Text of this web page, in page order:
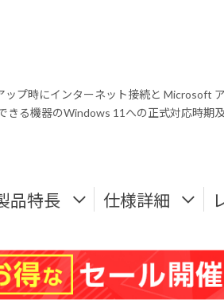
プ時にインターネット接続と Microsoft ア
る機器のWindows 11への正式対応時期
品特長 仕様詳細